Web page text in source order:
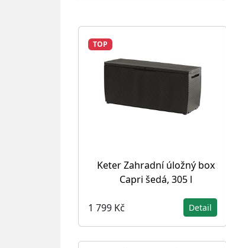
TOP
Keter Zahradní úložný box
Capri šedá, 305 l
1 799 Kč Detail